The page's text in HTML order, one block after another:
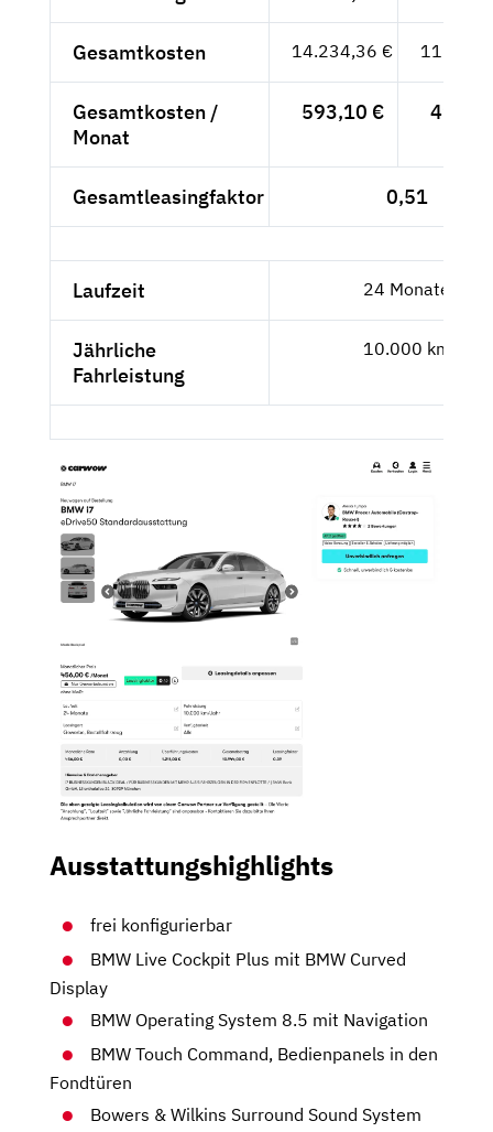
Gesamtkosten 14.234,36 €
Gesamtkosten /
Monat
593,10 €
Gesamtleasingfaktor 0,51
Laufzeit 24 Monate
Jährliche
Fahrleistung
10.000 km
Ausstattungshighlights
frei konfigurierbar
BMW Live Cockpit Plus mit BMW Curved
Display
BMW Operating System 8.5 mit Navigation
BMW Touch Command, Bedienpanels in den
Fondtüren
Bowers & Wilkins Surround Sound System